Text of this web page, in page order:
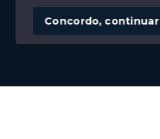
SITE PARA IMOBILIARIA
Concordo, continuar